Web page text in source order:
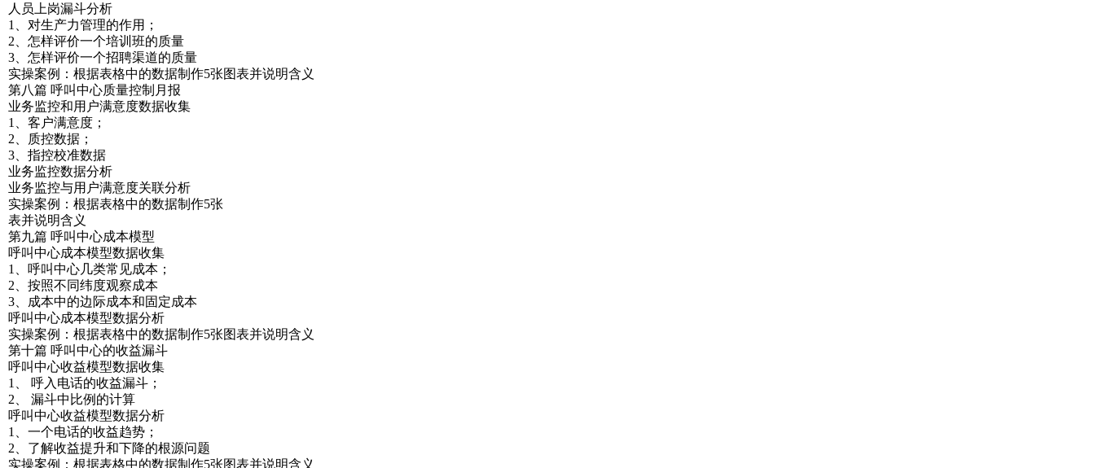
人员上岗漏斗分析
1、对生产力管理的作用；
2、怎样评价一个培训班的质量
3、怎样评价一个招聘渠道的质量
实操案例：根据表格中的数据制作5张图表并说明含义
第八篇 呼叫中心质量控制月报
业务监控和用户满意度数据收集
1、客户满意度；
2、质控数据；
3、指控校准数据
业务监控数据分析
业务监控与用户满意度关联分析
实操案例：根据表格中的数据制作5张
表并说明含义
第九篇 呼叫中心成本模型
呼叫中心成本模型数据收集
1、呼叫中心几类常见成本；
2、按照不同纬度观察成本
3、成本中的边际成本和固定成本
呼叫中心成本模型数据分析
实操案例：根据表格中的数据制作5张图表并说明含义
第十篇 呼叫中心的收益漏斗
呼叫中心收益模型数据收集
1、 呼入电话的收益漏斗；
2、 漏斗中比例的计算
呼叫中心收益模型数据分析
1、一个电话的收益趋势；
2、了解收益提升和下降的根源问题
实操案例：根据表格中的数据制作5张图表并说明含义